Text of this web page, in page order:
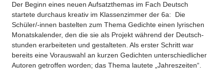
Der Beginn eines neuen Aufsatzthemas im Fach Deutsch
startete durchaus kreativ im Klassenzimmer der 6a: Die
Schüler/-innen bastelten zum Thema Gedichte einen lyrischen
Monatskalender, den die sie als Projekt während der Deutsch­
stun­den erarbeiteten und gestalteten. Als erster Schritt war
bereits eine Vorauswahl an kurzen Gedichten un­terschiedlicher
Autoren getroffen worden; das Thema lautete „Jahreszeiten“.